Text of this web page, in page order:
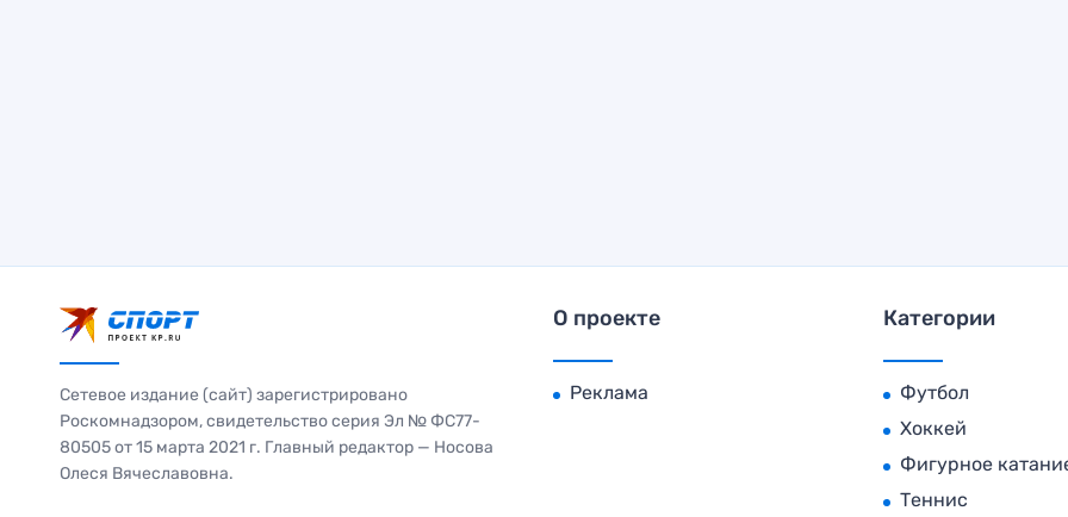
Сетевое издание (сайт) зарегистрировано
Роскомнадзором, свидетельство серия Эл № ФС77-
80505 от 15 марта 2021 г. Главный редактор — Носова
Олеся Вячеславовна.
О проекте
Реклама
Категории
Футбол
Хоккей
Фигурное
Теннис